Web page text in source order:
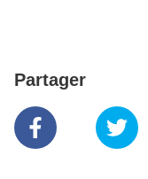
Partager